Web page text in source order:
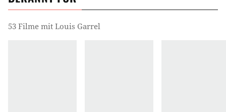
53 Filme mit Louis Garrel